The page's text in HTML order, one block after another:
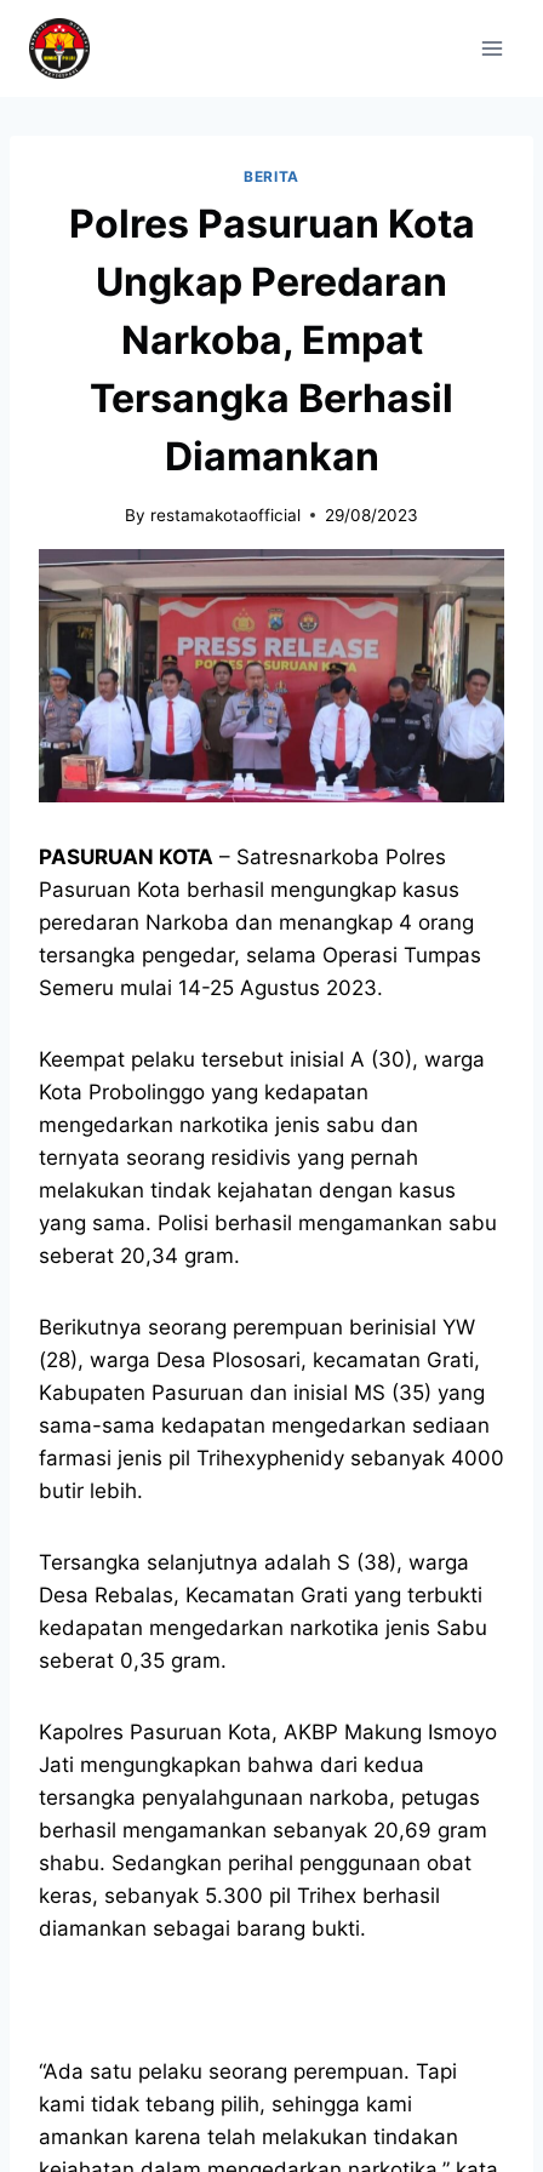
BERITA
Polres Pasuruan Kota
Ungkap Peredaran
Narkoba, Empat
Tersangka Berhasil
Diamankan
By restamakotaofficial 29/08/2023
PASURUAN KOTA – Satresnarkoba Polres
Pasuruan Kota berhasil mengungkap kasus
peredaran Narkoba dan menangkap 4 orang
tersangka pengedar, selama Operasi Tumpas
Semeru mulai 14-25 Agustus 2023.
Keempat pelaku tersebut inisial A (30), warga
Kota Probolinggo yang kedapatan
mengedarkan narkotika jenis sabu dan
ternyata seorang residivis yang pernah
melakukan tindak kejahatan dengan kasus
yang sama. Polisi berhasil mengamankan sabu
seberat 20,34 gram.
Berikutnya seorang perempuan berinisial YW
(28), warga Desa Plososari, kecamatan Grati,
Kabupaten Pasuruan dan inisial MS (35) yang
sama-sama kedapatan mengedarkan sediaan
farmasi jenis pil Trihexyphenidy sebanyak 4000
butir lebih.
Tersangka selanjutnya adalah S (38), warga
Desa Rebalas, Kecamatan Grati yang terbukti
kedapatan mengedarkan narkotika jenis Sabu
seberat 0,35 gram.
Kapolres Pasuruan Kota, AKBP Makung Ismoyo
Jati mengungkapkan bahwa dari kedua
tersangka penyalahgunaan narkoba, petugas
berhasil mengamankan sebanyak 20,69 gram
shabu. Sedangkan perihal penggunaan obat
keras, sebanyak 5.300 pil Trihex berhasil
diamankan sebagai barang bukti.
“Ada satu pelaku seorang perempuan. Tapi
kami tidak tebang pilih, sehingga kami
amankan karena telah melakukan tindakan